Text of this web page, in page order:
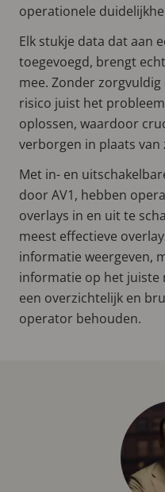
operationele
Elk stukje data dat aan
toegevoegd, brengt
mee. Zonder
risico juist het
oplossen, waardoor
verborgen in plaats van
Met in- en
door AV1, hebben
overlays in en uit te
meest effectieve
informatie weergeven,
informatie op het juiste
een overzichtelijk en
operator behouden.